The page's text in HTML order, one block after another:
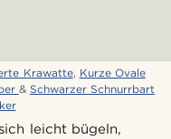
Krawatte, Kurze Ovale
& Schwarzer Schnurrbart
leicht bügeln,